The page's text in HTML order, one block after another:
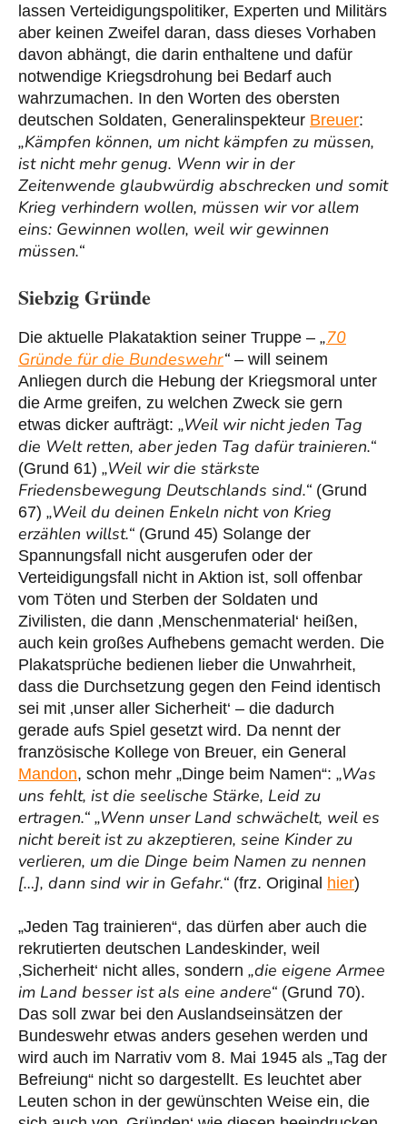
lassen Verteidigungspolitiker, Experten und Militärs
aber keinen Zweifel daran, dass dieses Vorhaben
davon abhängt, die darin enthaltene und dafür
notwendige Kriegsdrohung bei Bedarf auch
wahrzumachen. In den Worten des obersten
deutschen Soldaten, Generalinspekteur Breuer:
„Kämpfen können, um nicht kämpfen zu müssen,
ist nicht mehr genug. Wenn wir in der
Zeitenwende glaubwürdig abschrecken und somit
Krieg verhindern wollen, müssen wir vor allem
eins: Gewinnen wollen, weil wir gewinnen
müssen.“
Siebzig Gründe
Die aktuelle Plakataktion seiner Truppe – „70
Gründe für die Bundeswehr“ – will seinem
Anliegen durch die Hebung der Kriegsmoral unter
die Arme greifen, zu welchen Zweck sie gern
etwas dicker aufträgt: „Weil wir nicht jeden Tag
die Welt retten, aber jeden Tag dafür trainieren.“
(Grund 61) „Weil wir die stärkste
Friedensbewegung Deutschlands sind.“ (Grund
67) „Weil du deinen Enkeln nicht von Krieg
erzählen willst.“ (Grund 45) Solange der
Spannungsfall nicht ausgerufen oder der
Verteidigungsfall nicht in Aktion ist, soll offenbar
vom Töten und Sterben der Soldaten und
Zivilisten, die dann ‚Menschenmaterial‘ heißen,
auch kein großes Aufhebens gemacht werden. Die
Plakatsprüche bedienen lieber die Unwahrheit,
dass die Durchsetzung gegen den Feind identisch
sei mit ‚unser aller Sicherheit‘ – die dadurch
gerade aufs Spiel gesetzt wird. Da nennt der
französische Kollege von Breuer, ein General
Mandon, schon mehr „Dinge beim Namen“: „Was
uns fehlt, ist die seelische Stärke, Leid zu
ertragen.“ „Wenn unser Land schwächelt, weil es
nicht bereit ist zu akzeptieren, seine Kinder zu
verlieren, um die Dinge beim Namen zu nennen
[…], dann sind wir in Gefahr.“ (frz. Original hier)
„Jeden Tag trainieren“, das dürfen aber auch die
rekrutierten deutschen Landeskinder, weil
‚Sicherheit‘ nicht alles, sondern „die eigene Armee
im Land besser ist als eine andere“ (Grund 70).
Das soll zwar bei den Auslandseinsätzen der
Bundeswehr etwas anders gesehen werden und
wird auch im Narrativ vom 8. Mai 1945 als „Tag der
Befreiung“ nicht so dargestellt. Es leuchtet aber
Leuten schon in der gewünschten Weise ein, die